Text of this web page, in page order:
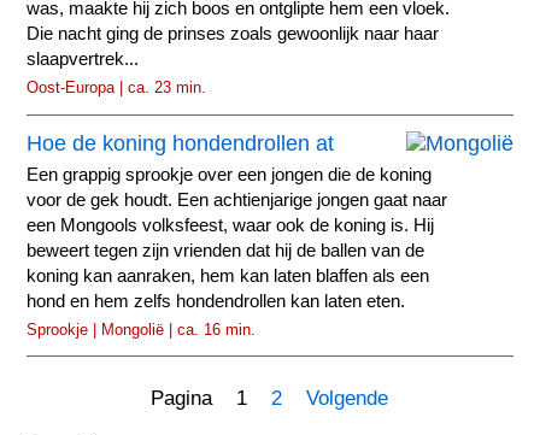
was, maakte hij zich boos en ontglipte hem een vloek.
Die nacht ging de prinses zoals gewoonlijk naar haar
slaapvertrek...
Oost-Europa | ca. 23 min.
Hoe de koning hondendrollen at
Een grappig sprookje over een jongen die de koning
voor de gek houdt. Een achtienjarige jongen gaat naar
een Mongools volksfeest, waar ook de koning is. Hij
beweert tegen zijn vrienden dat hij de ballen van de
koning kan aanraken, hem kan laten blaffen als een
hond en hem zelfs hondendrollen kan laten eten.
Sprookje | Mongolië | ca. 16 min.
Pagina 12 Volgende